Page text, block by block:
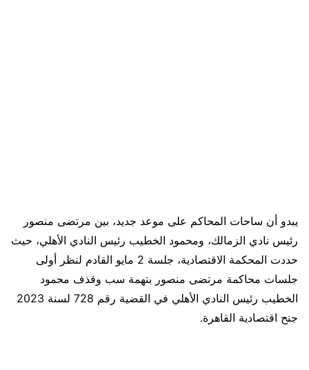
يبدو أن ساحات المحاكم على موعد جديد، بين مرتضى منصور
رئيس نادي الزمالك، ومحمود الخطيب رئيس النادي الأهلي، حيث
حددت المحكمة الاقتصادية، جلسة 2 مايو القادم لنظر أولى
جلسات محاكمة مرتضى منصور بتهمة سب وقذف محمود
الخطيب رئيس النادي الأهلي في القضية رقم 728 لسنة 2023
جنح اقتصادية القاهرة.